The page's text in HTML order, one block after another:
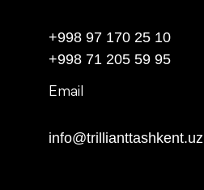
+998 97 170 25 10
+998 71 205 59 95
Email
info@trillianttashkent.uz